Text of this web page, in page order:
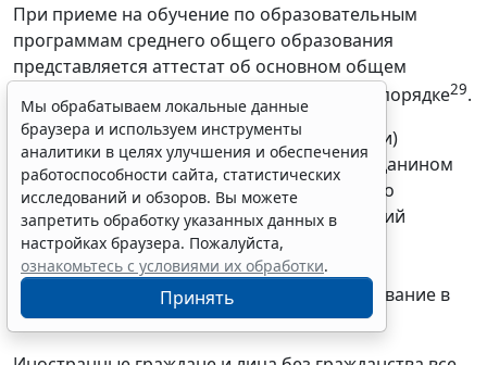
При приеме на обучение по образовательным
программам среднего общего образования
представляется аттестат об основном общем
образовании, выданный в установленном порядке29.
Родитель(и) (законный(ые) представитель(и)
ребенка, являющегося иностранным гражданином
или лицом без гражданства, дополнительно
предъявляет(ют) документ, подтверждающий
родство заявителя(ей) (или законность
представления прав ребенка), и документ,
подтверждающий право ребенка на пребывание в
Российской Федерации.
Мы обрабатываем локальные данные
браузера и используем инструменты
аналитики в целях улучшения и обеспечения
работоспособности сайта, статистических
исследований и обзоров. Вы можете
запретить обработку указанных данных в
настройках браузера. Пожалуйста,
ознакомьтесь с условиями их обработки.
Принять